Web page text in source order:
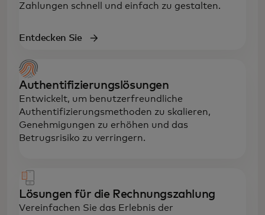
Zahlungen schnell und einfach zu gestalten.
Entdecken Sie
Authentifizierungslösungen
Entwickelt, um benutzerfreundliche
Authentifizierungsmethoden zu skalieren,
Genehmigungen zu erhöhen und das
Betrugsrisiko zu verringern.
Lösungen für die Rechnungszahlung
Vereinfachen Sie das Erlebnis der